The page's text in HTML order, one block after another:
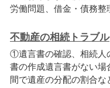
労働問題、借金・債務整
不動産の相続トラブル
①遺言書の確認、相続人
書の作成遺言書がない場
間で遺産の分配の割合